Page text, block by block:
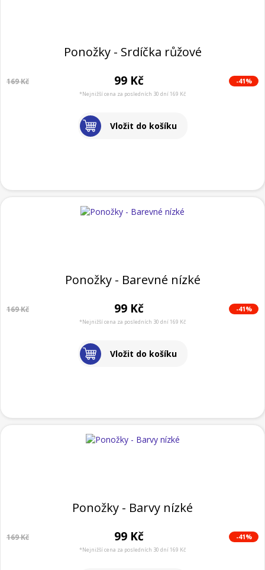
Ponožky - Srdíčka růžové
169 Kč 99 Kč -41%
*Nejnižší cena za posledních 30 dní 169 Kč
Vložit do košíku
Ponožky - Barevné nízké
169 Kč 99 Kč -41%
*Nejnižší cena za posledních 30 dní 169 Kč
Vložit do košíku
Ponožky - Barvy nízké
169 Kč 99 Kč -41%
*Nejnižší cena za posledních 30 dní 169 Kč